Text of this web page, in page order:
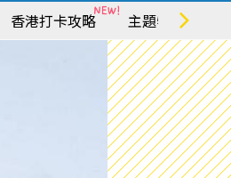
香港打卡攻略 主題特集